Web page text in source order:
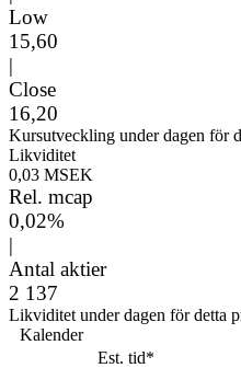
Low
15,60
|
Close
16,20
Kursutveckling under dagen för
Likviditet
0,03 MSEK
Rel. mcap
0,02%
|
Antal aktier
2 137
Likviditet under dagen för detta
Kalender
Est. tid*